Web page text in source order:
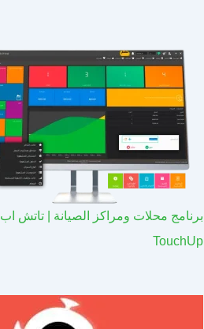
برنامج محلات ومراكز الصيانة | تاتش اب
TouchUp